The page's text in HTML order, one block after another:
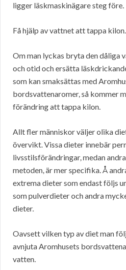
ligger läskmaskinägare steg före.
Få hjälp av vattnet att tappa kilon.
Om man lyckas bryta den dåliga
och otid och ersätta
som kan smaksättas med
bordsvattenaromer, så kommer
förändring att tappa kilon.
Allt fler människor väljer olika
övervikt. Vissa dieter innebär
livsstilsförändringar, medan
metoden, är mer specifika. Å
extrema dieter som endast följs
som pulverdieter och andra
dieter.
Oavsett vilken typ av diet man
avnjuta Aromhusets
vatten.